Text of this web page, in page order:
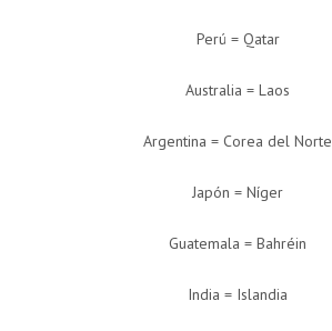
Perú = Qatar
Australia = Laos
Argentina = Corea del Norte
Japón = Níger
Guatemala = Bahréin
India = Islandia